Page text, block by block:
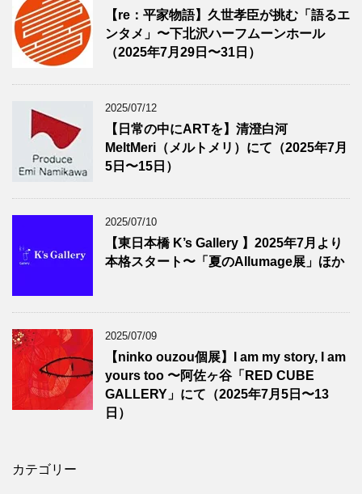
【re：平家物語】久世孝臣が挑む「語るエ
ンタメ」〜下北沢ハーフムーンホール
（2025年7月29日〜31日）
2025/07/12
【日常の中にARTを】清澄白河
MeltMeri（メルトメリ）にて（2025年7月
5日〜15日）
2025/07/10
【東日本橋 K’s Gallery 】2025年7月より
本格スタート〜「夏のAllumage展」ほか
2025/07/09
【ninko ouzou個展】I am my story, I am
yours too 〜阿佐ヶ谷「RED CUBE
GALLERY」にて（2025年7月5日〜13
日）
カテゴリー